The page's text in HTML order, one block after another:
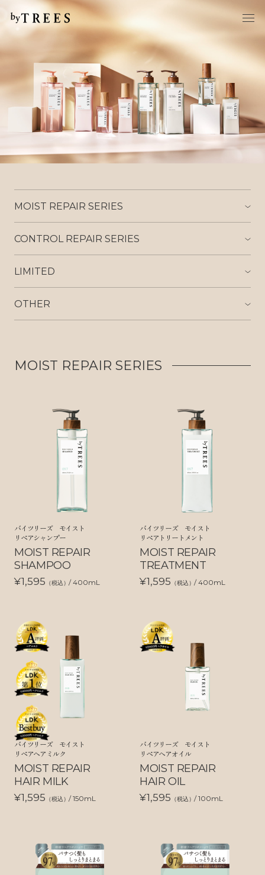
MOIST REPAIR SERIES
CONTROL REPAIR SERIES
LIMITED
OTHER
MOIST REPAIR SERIES
バイツリーズ モイスト
リペアシャンプー
MOIST REPAIR
SHAMPOO
¥1,595 （税込）/ 400mL
バイツリーズ モイスト
リペアトリートメント
MOIST REPAIR
TREATMENT
¥1,595 （税込）/ 400mL
バイツリーズ モイスト
リペアヘアミルク
MOIST REPAIR
HAIR MILK
¥1,595 （税込）/ 150mL
バイツリーズ モイスト
リペアヘアオイル
MOIST REPAIR
HAIR OIL
¥1,595 （税込）/ 100mL